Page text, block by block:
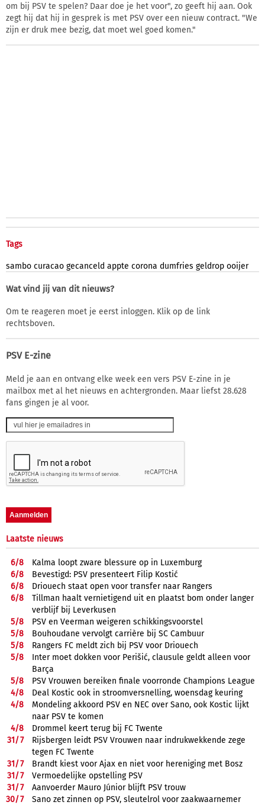
om bij PSV te spelen? Daar doe je het voor", zo geeft hij aan. Ook
zegt hij dat hij in gesprek is met PSV over een nieuw contract. "We
zijn er druk mee bezig, dat moet wel goed komen."
Tags
sambo curacao gecanceld appte corona dumfries geldrop ooijer
Wat vind jij van dit nieuws?
Om te reageren moet je eerst inloggen. Klik op de link
rechtsboven.
PSV E-zine
Meld je aan en ontvang elke week een vers PSV E-zine in je
mailbox met al het nieuws en achtergronden. Maar liefst 28.628
fans gingen je al voor.
Laatste nieuws
6/8
Kalma loopt zware blessure op in Luxemburg
6/8
Bevestigd: PSV presenteert Filip Kostić
6/8
Driouech staat open voor transfer naar Rangers
6/8
Tillman haalt vernietigend uit en plaatst bom onder langer
verblijf bij Leverkusen
5/8
PSV en Veerman weigeren schikkingsvoorstel
5/8
Bouhoudane vervolgt carrière bij SC Cambuur
5/8
Rangers FC meldt zich bij PSV voor Driouech
5/8
Inter moet dokken voor Perišić, clausule geldt alleen voor
Barça
5/8
PSV Vrouwen bereiken finale voorronde Champions League
4/8
Deal Kostic ook in stroomversnelling, woensdag keuring
4/8
Mondeling akkoord PSV en NEC over Sano, ook Kostic lijkt
naar PSV te komen
4/8
Drommel keert terug bij FC Twente
31/7
Rijsbergen leidt PSV Vrouwen naar indrukwekkende zege
tegen FC Twente
31/7
Brandt kiest voor Ajax en niet voor hereniging met Bosz
31/7
Vermoedelijke opstelling PSV
31/7
Aanvoerder Mauro Júnior blijft PSV trouw
30/7
Sano zet zinnen op PSV, sleutelrol voor zaakwaarnemer